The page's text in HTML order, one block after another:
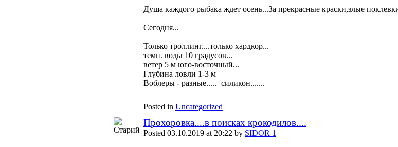
Душа каждого рыбака ждет осень...За прекрасные краски,злые
Сегодня...
Только троллинг....только хардкор...
темп. воды 10 градусов...
ветер 5 м юго-восточный...
Глубина ловли 1-3 м
Воблеры - разные.....+силикон.......
Posted in Uncategorized
Прохоровка....в поисках крокодилов....
Posted 03.10.2019 at 20:22 by SIDOR 1